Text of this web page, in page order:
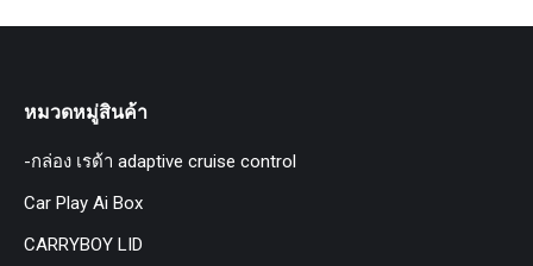
หมวดหมู่สินค้า
-กล่อง เรด้า adaptive cruise control
Car Play Ai Box
CARRYBOY LID